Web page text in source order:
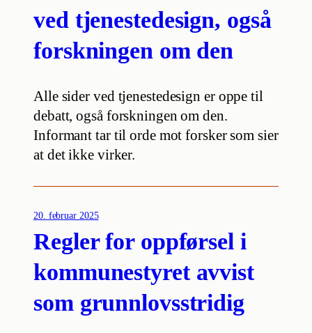
ved tjenestedesign, også
forskningen om den
Alle sider ved tjenestedesign er oppe til
debatt, også forskningen om den.
Informant tar til orde mot forsker som sier
at det ikke virker.
20. februar 2025
Regler for oppførsel i
kommunestyret avvist
som grunnlovsstridig